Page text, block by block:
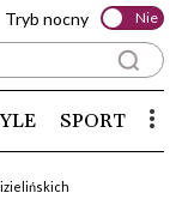
Tryb nocny Nie
SPORT